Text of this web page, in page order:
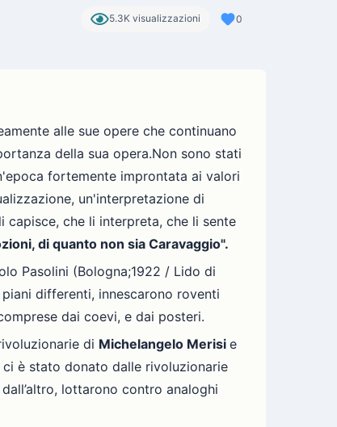
5.3K visualizzazioni 0
alle sue opere che continuano
della sua opera.Non sono stati
fortemente improntata ai valori
un'interpretazione di
che li interpreta, che li sente
di quanto non sia Caravaggio".
Pasolini (Bologna;1922 / Lido di
differenti, innescarono roventi
dai coevi, e dai posteri.
di Michelangelo Merisi e
è stato donato dalle rivoluzionarie
lottarono contro analoghi